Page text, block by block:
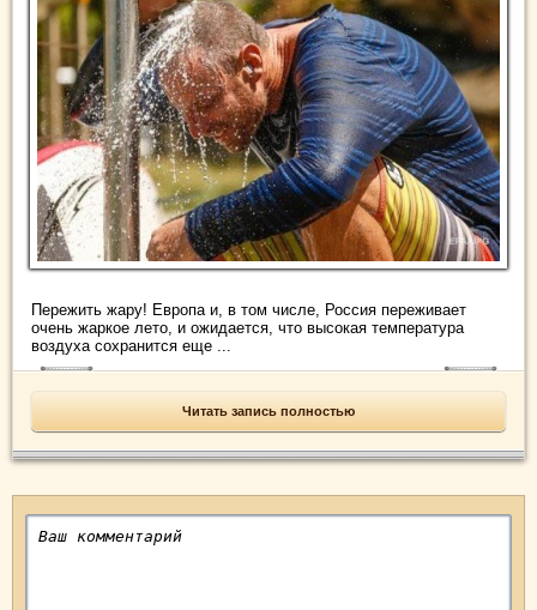
Пережить жару! Европа и, в том числе, Россия переживает
очень жаркое лето, и ожидается, что высокая температура
воздуха сохранится еще ...
Читать запись полностью